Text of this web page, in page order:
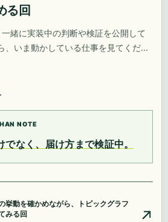
る回
緒に実装中の判断や検証を公開して
、いま動かしている仕事を見てくださ
NOTE
でなく、届け方まで検証中。
挙動を確かめながら、トピックグラフ
みる回